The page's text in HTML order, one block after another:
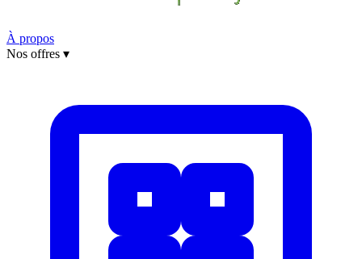
À propos
Nos offres ▾